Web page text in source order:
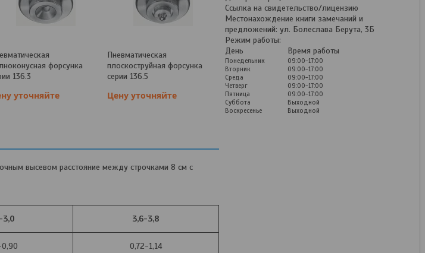
форсунка
136.3
уточняйте
Пневматическая
плоскоструйная форсунка
серии 136.5
Цену уточняйте
высевом расстояние между строчками 8 см с
3,0 3,6-3,8
0,72-1,14
Ссылка на свидетельство/лицензию
Местонахождение книги замечаний и
предложений: ул. Болеслава Берута, 3Б
Режим работы:
День
Время работы
Понедельник
09:00-17:00
Вторник
09:00-17:00
Среда
09:00-17:00
Четверг
09:00-17:00
Пятница
09:00-17:00
Суббота
Выходной
Воскресенье
Выходной